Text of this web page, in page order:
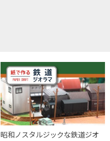
昭和ノスタルジックな鉄道ジオ